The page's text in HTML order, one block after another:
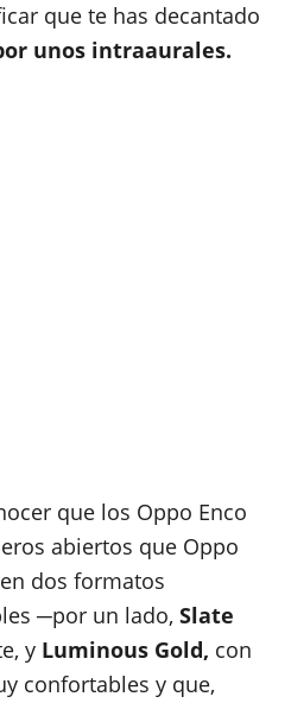
que te has decantado
unos intraaurales.
que los Oppo Enco
abiertos que Oppo
dos formatos
─por un lado, Slate
y Luminous Gold, con
confortables y que,